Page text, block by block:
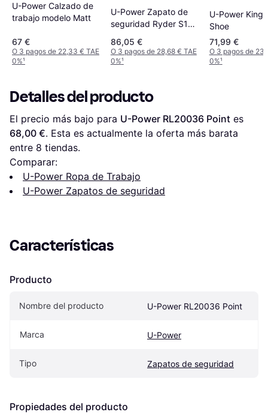
U-Power Calzado de
trabajo modelo Matt
67 €
O 3 pagos de 22,33 € TAE
0%¹
U-Power Zapato de
seguridad Ryder S1P
86,05 €
O 3 pagos de 28,68 € TAE
0%¹
U-Power King
Shoe
71,99 €
O 3 pagos de
0%¹
Detalles del producto
El precio más bajo para U-Power RL20036 Point
68,00 €. Esta es actualmente la oferta más barata
entre 8 tiendas.
Comparar:
U-Power Ropa de Trabajo
U-Power Zapatos de seguridad
Características
Producto
Nombre del producto U-Power RL20036 Point
Marca U-Power
Tipo Zapatos de seguridad
Propiedades del producto